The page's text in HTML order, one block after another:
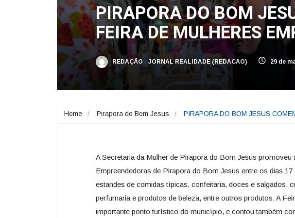
PIRAPORA DO BOM
FEIRA DE MULHERES
REDAÇÃO - JORNAL REALIDADE (REDACAO) 29 de
Home Pirapora do Bom Jesus PIRAPORA DO BOM JESUS
A Secretaria da Mulher de Pirapora do Bom Jesus promoveu
Empreendedoras de Pirapora do Bom Jesus entre os dias
estandes de comidas típicas, confeitaria, doces e salgados,
perfumaria e produtos de beleza, entre outros produtos. A
importante ponto turístico do município, e contou também